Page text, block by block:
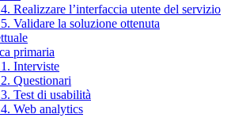
Realizzare l’interfaccia utente del servizio
Validare la soluzione ottenuta
primaria
Interviste
Questionari
Test di usabilità
Web analytics